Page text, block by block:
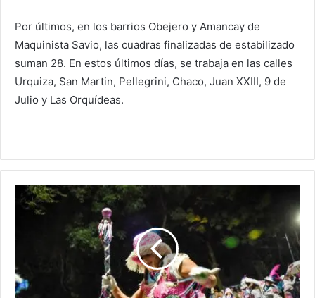
Por últimos, en los barrios Obejero y Amancay de
Maquinista Savio, las cuadras finalizadas de estabilizado
suman 28. En estos últimos días, se trabaja en las calles
Urquiza, San Martin, Pellegrini, Chaco, Juan XXIII, 9 de
Julio y Las Orquídeas.